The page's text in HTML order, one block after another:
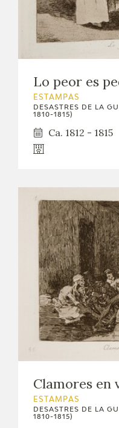
Lo peor es
ESTAMPAS
DESASTRES DE LA
1810-1815)
Ca. 1812 - 1815
Clamores en
ESTAMPAS
DESASTRES DE LA
1810-1815)